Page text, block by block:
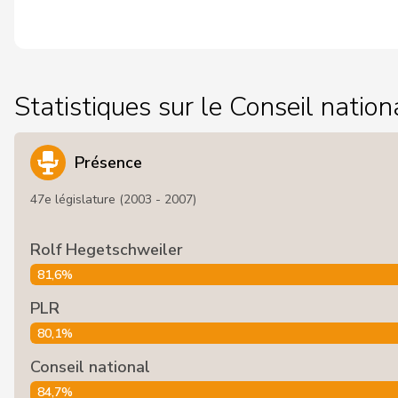
Statistiques sur le Conseil
Présence
47e législature (2003 - 2007)
Rolf Hegetschweiler
81,6%
PLR
80,1%
Conseil national
84,7%